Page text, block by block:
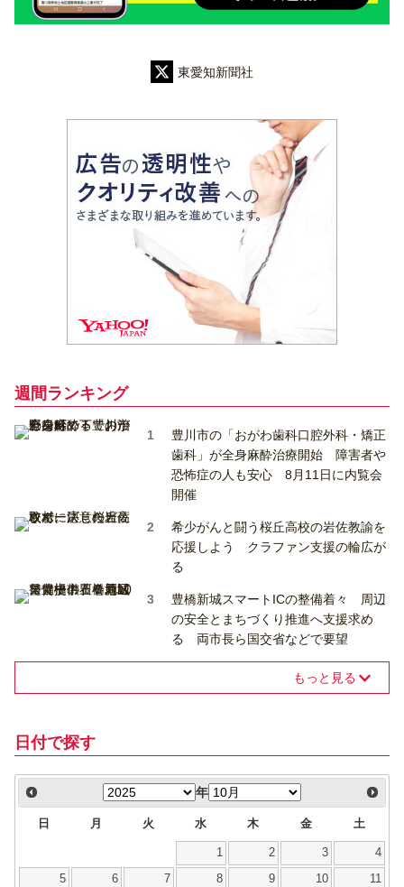
東愛知新聞社
週間ランキング
豊川市の「おがわ歯科口腔外科・矯正
歯科」が全身麻酔治療開始 障害者や
恐怖症の人も安心 8月11日に内覧会
開催
希少がんと闘う桜丘高校の岩佐教諭を
応援しよう クラファン支援の輪広が
る
豊橋新城スマートICの整備着々 周辺
の安全とまちづくり推進へ支援求め
る 両市長ら国交省などで要望
もっと見る
日付で探す
年
日 月 火 水 木 金 土
1 2 3 4
5 6 7 8 9 10 11